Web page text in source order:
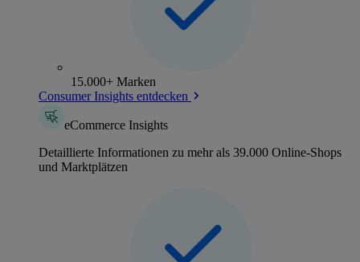
15.000+ Marken
Consumer Insights entdecken
eCommerce Insights
Detaillierte Informationen zu mehr als 39.000 Online-Shops
und Marktplätzen